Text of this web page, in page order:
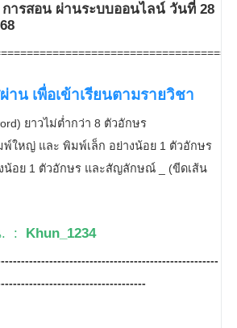
การสอน ผ่านระบบออนไลน์ วันที่ 28
าน เพื่อเข้าเรียนตามรายวิชา
ยาวไม่ต่ำกว่า 8 ตัวอักษร
ใหญ่ และ พิมพ์เล็ก อย่างน้อย 1 ตัวอักษร
น้อย 1 ตัวอักษร และสัญลักษณ์ _ (ขีดเส้น
. : Khun_1234